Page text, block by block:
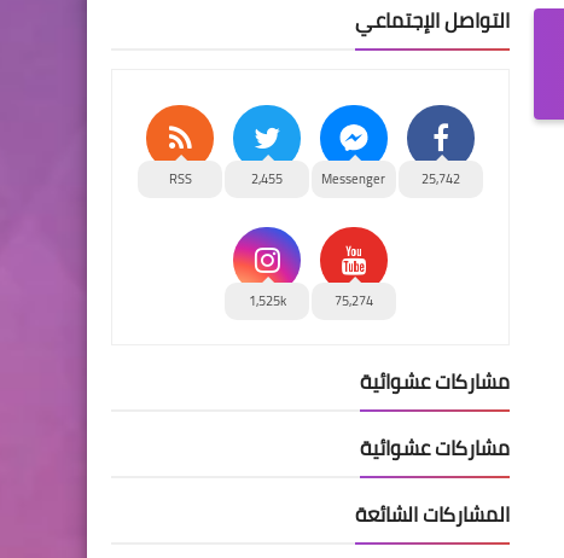
التواصل الإجتماعي
25,742
Messenger
2,455
RSS
75,274
1,525k
مشاركات عشوائية
مشاركات عشوائية
المشاركات الشائعة